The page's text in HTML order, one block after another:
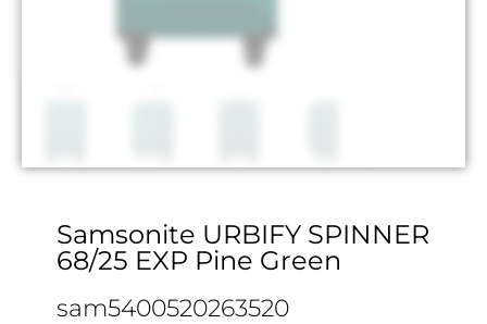
Samsonite URBIFY SPINNER
68/25 EXP Pine Green
sam5400520263520